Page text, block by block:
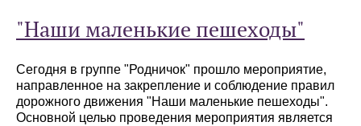
"Наши маленькие пешеходы"
Сегодня в группе "Родничок" прошло мероприятие,
направленное на закрепление и соблюдение правил
дорожного движения "Наши маленькие пешеходы".
Основной целью проведения мероприятия является